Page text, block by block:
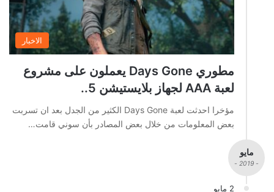
الاخبار
مطوري Days Gone يعملون على مشروع
لعبة AAA لجهاز بلايستيشن 5..
مؤخرا احدثت لعبة Days Gone الكثير من الجدل بعد ان تسربت
بعض المعلومات من خلال بعض المصادر بأن سوني قامت…
مايو
- 2019 -
2 مايو